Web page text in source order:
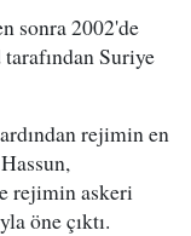
sonra 2002'de
Suriye
rejimin en
rejimin askeri
öne çıktı.